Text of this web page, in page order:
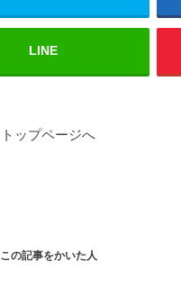
LINE
トップページへ
この記事をかいた人